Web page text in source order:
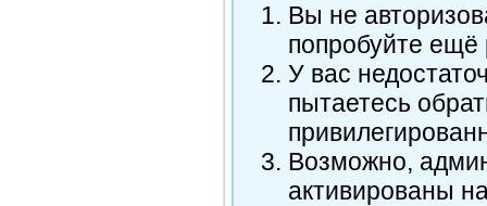
Вы не
попробуйте ещё
У вас
пытаетесь
Возможно,
активированы